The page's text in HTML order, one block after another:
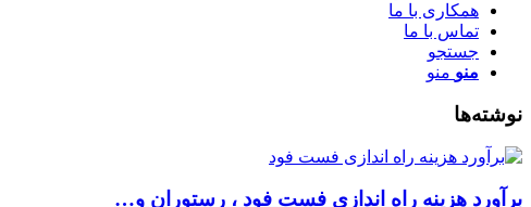
همکاری با ما
تماس با ما
جستجو
منو منو
نوشته‌ها
برآورد هزینه راه اندازی فست فود ، رستوران و…